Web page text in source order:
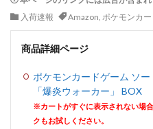
入荷速報
Amazon, ポケモンカー
商品詳細ページ
ポケモンカードゲーム ソ
「爆炎ウォーカー」 BOX
※カートがすぐに表示されない場
クもお試しください。